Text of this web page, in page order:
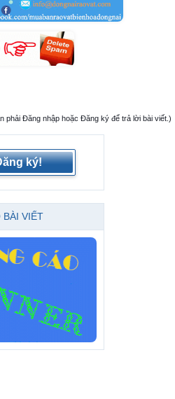
phải Đăng nhập hoặc Đăng ký để trả lời bài viết.)
ký!
BÀI VIẾT